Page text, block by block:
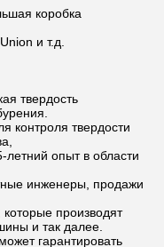
коробка
и т.д.
твердость
контроля твердости
опыт в области
инженеры, продажи
производят
и так далее.
гарантировать